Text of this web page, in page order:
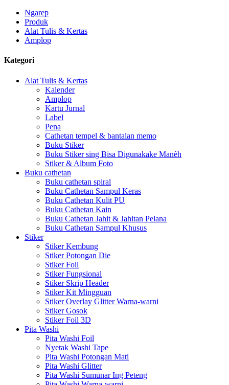
Ngarep
Produk
Alat Tulis & Kertas
Amplop
Kategori
Alat Tulis & Kertas
Kalender
Amplop
Kartu Jurnal
Label
Pena
Cathetan tempel & bantalan memo
Buku Stiker
Buku Stiker sing Bisa Digunakake Manèh
Stiker & Album Foto
Buku cathetan
Buku cathetan spiral
Buku Cathetan Sampul Keras
Buku Cathetan Kulit PU
Buku Cathetan Kain
Buku Cathetan Jahit & Jahitan Pelana
Buku Cathetan Sampul Khusus
Stiker
Stiker Kembung
Stiker Potongan Die
Stiker Foil
Stiker Fungsional
Stiker Skrip Header
Stiker Kit Mingguan
Stiker Overlay Glitter Warna-warni
Stiker Gosok
Stiker Foil 3D
Pita Washi
Pita Washi Foil
Nyetak Washi Tape
Pita Washi Potongan Mati
Pita Washi Glitter
Pita Washi Sumunar Ing Peteng